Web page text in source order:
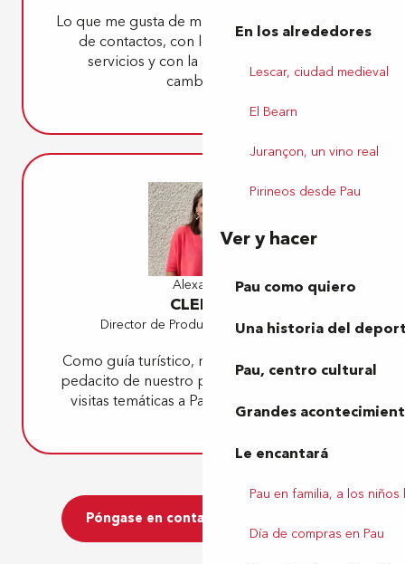
En los alrededores
Lescar, ciudad medieval
El Bearn
Jurançon, un vino real
Pirineos desde Pau
Ver y hacer
Pau como quiero
Una historia del
Pau, centro cultural
Grandes
Le encantará
Pau en familia, a los niños
Día de compras en Pau
Lo que me gusta de mi trabajo es la variedad
de contactos, con los proveedores de
servicios y con la clientela, siempre
cambiante.
Alexandra
CLERCQ
Director de Producción y Marketing
Como guía turístico, me gusta transmitir un
pedacito de nuestro patrimonio a través de
visitas temáticas a Pau y sus alrededores.
Póngase en contacto con nosotros